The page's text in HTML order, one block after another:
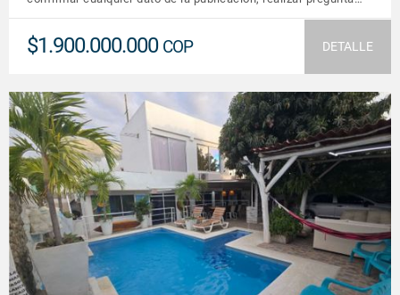
$1.900.000.000 COP DETALLE
VER DETALLES